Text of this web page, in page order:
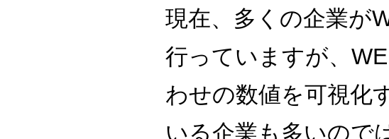
現在、多くの企業が
行っていますが、
わせの数値を可視化
いる企業も多いので